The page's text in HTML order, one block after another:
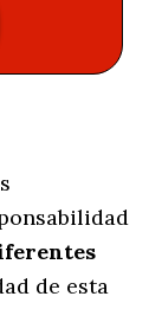
de esta